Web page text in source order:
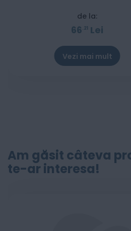
de la:
66 21 Lei
Vezi mai mult
Am găsit câteva
te-ar interesa!